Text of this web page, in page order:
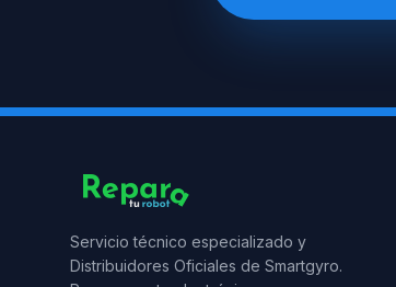
Servicio técnico especializado y
Distribuidores Oficiales de Smartgyro.